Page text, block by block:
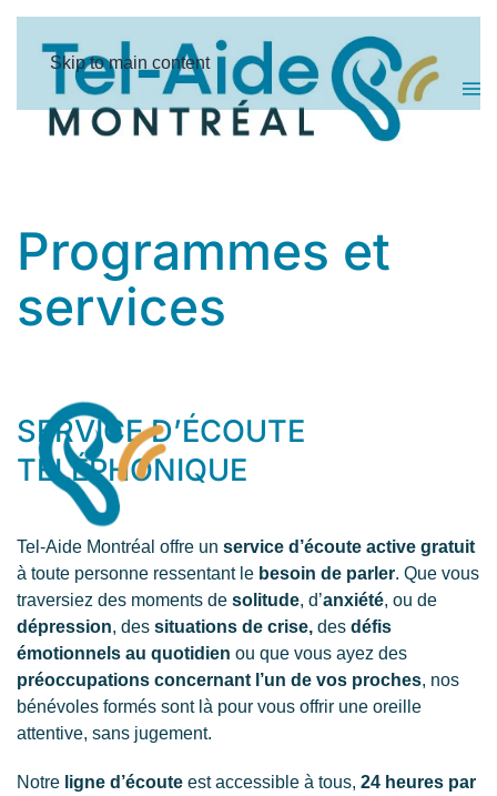
Panneau de gestion des cookies
Skip to main content
Programmes et
services
SERVICE D’ÉCOUTE
TÉLÉPHONIQUE
Tel-Aide Montréal offre un service d’écoute active gratuit
à toute personne ressentant le besoin de parler. Que vous
traversiez des moments de solitude, d’anxiété, ou de
dépression, des situations de crise, des défis
émotionnels au quotidien ou que vous ayez des
préoccupations concernant l’un de vos proches, nos
bénévoles formés sont là pour vous offrir une oreille
attentive, sans jugement.
Notre ligne d’écoute est accessible à tous, 24 heures par